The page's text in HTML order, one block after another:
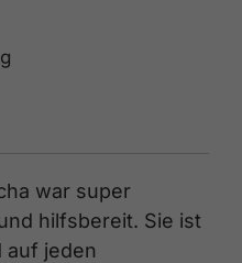
war super
hilfsbereit. Sie ist
auf jeden